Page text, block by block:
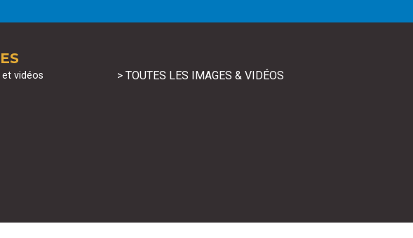
vidéos > TOUTES LES IMAGES & VIDÉOS